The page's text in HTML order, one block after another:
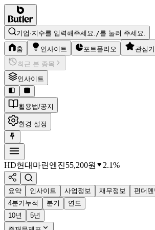
기업·지수를 입력해주세요./를 눌러 주세요.
홈 인사이트 포트폴리오 관심
최근 본 종목
인사이트
활용법/공지
환경 설정
HD현대마린엔진55,200원 2.1%
요약 인사이트 사업정보 재무정보 펀더
4분기누적
분기
연도
10년
5년